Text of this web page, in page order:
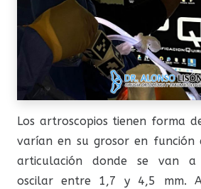
Los artroscopios tienen forma
varían en su grosor en
articulación donde se van a
oscilar entre 1,7 y 4,5 mm.